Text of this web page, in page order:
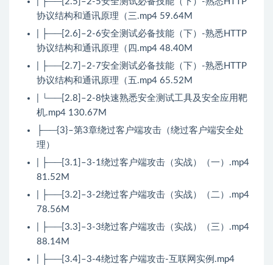
协议结构和通讯原理（三.mp4 59.64M
| ├──[2.6]–2-6安全测试必备技能（下）-熟悉HTTP
协议结构和通讯原理（四.mp4 48.40M
| ├──[2.7]–2-7安全测试必备技能（下）-熟悉HTTP
协议结构和通讯原理（五.mp4 65.52M
| └──[2.8]–2-8快速熟悉安全测试工具及安全应用靶
机.mp4 130.67M
├──{3}–第3章绕过客户端攻击（绕过客户端安全处
理）
| ├──[3.1]–3-1绕过客户端攻击（实战）（一）.mp4
81.52M
| ├──[3.2]–3-2绕过客户端攻击（实战）（二）.mp4
78.56M
| ├──[3.3]–3-3绕过客户端攻击（实战）（三）.mp4
88.14M
| ├──[3.4]–3-4绕过客户端攻击-互联网实例.mp4